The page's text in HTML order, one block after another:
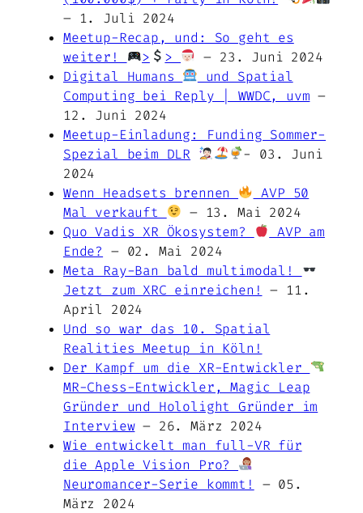
– 1. Juli 2024
Meetup-Recap, und: So geht es
weiter!
> >
– 23. Juni 2024
Digital Humans
und Spatial
Computing bei Reply | WWDC, uvm –
12. Juni 2024
Meetup-Einladung: Funding Sommer-
Spezial beim DLR
- 03. Juni
2024
Wenn Headsets brennen
AVP 50
Mal verkauft
– 13. Mai 2024
Quo Vadis XR Ökosystem?
AVP am
Ende? – 02. Mai 2024
Meta Ray-Ban bald multimodal!
Jetzt zum XRC einreichen!
– 11.
April 2024
Und so war das 10. Spatial
Realities Meetup in Köln!
Der Kampf um die XR-Entwickler
MR-Chess-Entwickler, Magic Leap
Gründer und Hololight Gründer im
Interview– 26. März 2024
Wie entwickelt man full-VR für
die Apple Vision Pro?
Neuromancer-Serie kommt!
– 05.
März 2024